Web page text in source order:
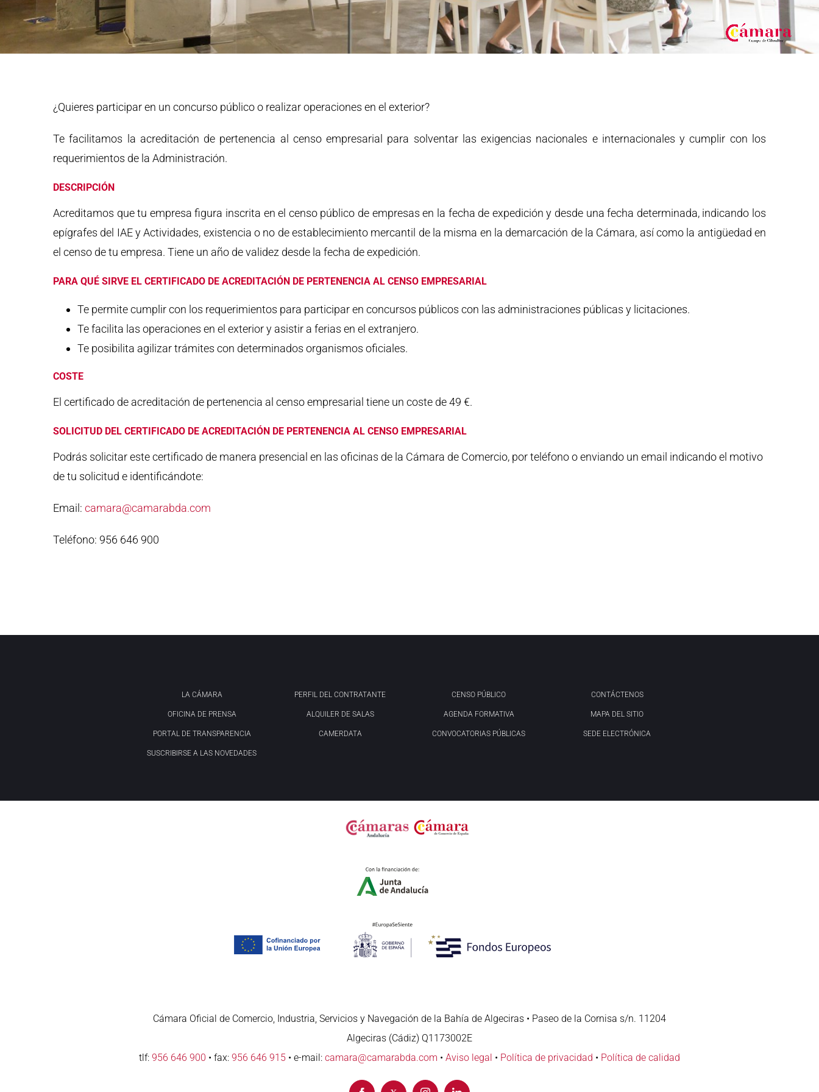
¿Quieres participar en un concurso público o realizar operaciones en el exterior?
Te facilitamos la acreditación de pertenencia al censo empresarial para solventar las exigencias nacionales e internacionales y cumplir con los
requerimientos de la Administración.
DESCRIPCIÓN
Acreditamos que tu empresa figura inscrita en el censo público de empresas en la fecha de expedición y desde una fecha determinada, indicando los
epígrafes del IAE y Actividades, existencia o no de establecimiento mercantil de la misma en la demarcación de la Cámara, así como la antigüedad en
el censo de tu empresa. Tiene un año de validez desde la fecha de expedición.
PARA QUÉ SIRVE EL CERTIFICADO DE ACREDITACIÓN DE PERTENENCIA AL CENSO EMPRESARIAL
Te permite cumplir con los requerimientos para participar en concursos públicos con las administraciones públicas y licitaciones.
Te facilita las operaciones en el exterior y asistir a ferias en el extranjero.
Te posibilita agilizar trámites con determinados organismos oficiales.
COSTE
El certificado de acreditación de pertenencia al censo empresarial tiene un coste de 49 €.
SOLICITUD DEL CERTIFICADO DE ACREDITACIÓN DE PERTENENCIA AL CENSO EMPRESARIAL
Podrás solicitar este certificado de manera presencial en las oficinas de la Cámara de Comercio, por teléfono o enviando un email indicando el motivo
de tu solicitud e identificándote:
Email: camara@camarabda.com
Teléfono: 956 646 900
LA CÁMARA
OFICINA DE PRENSA
PORTAL DE TRANSPARENCIA
SUSCRIBIRSE A LAS NOVEDADES
PERFIL DEL CONTRATANTE
ALQUILER DE SALAS
CAMERDATA
CENSO PÚBLICO
AGENDA FORMATIVA
CONVOCATORIAS PÚBLICAS
CONTÁCTENOS
MAPA DEL SITIO
SEDE ELECTRÓNICA
Cámara Oficial de Comercio, Industria, Servicios y Navegación de la Bahía de Algeciras • Paseo de la Cornisa s/n. 11204
Algeciras (Cádiz) Q1173002E
tlf: 956 646 900 • fax: 956 646 915 • e-mail: camara@camarabda.com • Aviso legal • Política de privacidad • Política de calidad